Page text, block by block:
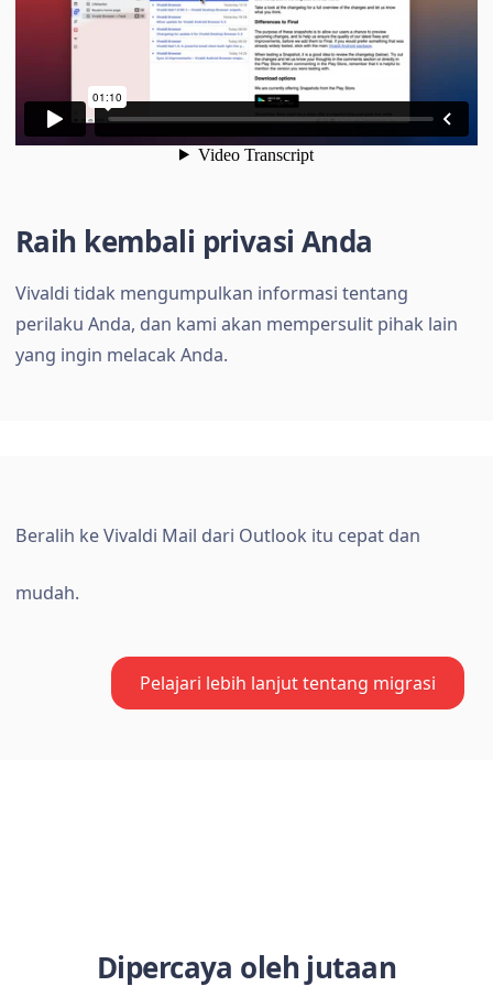
Raih kembali privasi Anda
Vivaldi tidak mengumpulkan informasi tentang
perilaku Anda, dan kami akan mempersulit pihak lain
yang ingin melacak Anda.
Beralih ke Vivaldi Mail dari Outlook itu cepat dan
mudah.
Pelajari lebih lanjut tentang migrasi
Dipercaya oleh jutaan